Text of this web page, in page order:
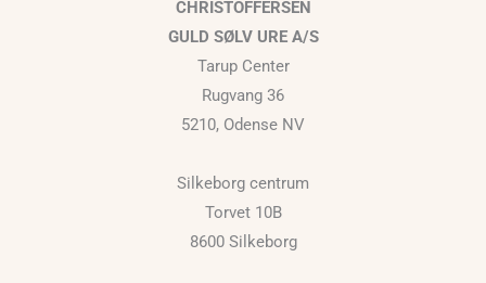
CHRISTOFFERSEN
GULD SØLV URE A/S
Tarup Center
Rugvang 36
5210, Odense NV
Silkeborg centrum
Torvet 10B
8600 Silkeborg